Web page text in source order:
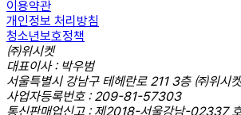
이용약관
개인정보 처리방침
청소년보호정책
㈜위시켓
대표이사 : 박우범
서울특별시 강남구 테헤란로 211 3층 ㈜위시켓
사업자등록번호 : 209-81-57303
통신판매업신고 : 제2018-서울강남-02337